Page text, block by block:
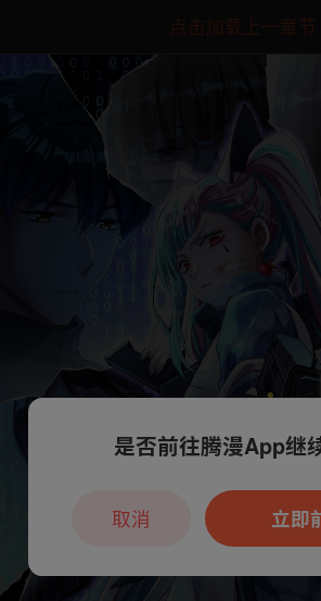
点击加载上一章节
本章节仅支持App阅读，可打
户7天免费看
是否前往腾漫App继
立即
取消